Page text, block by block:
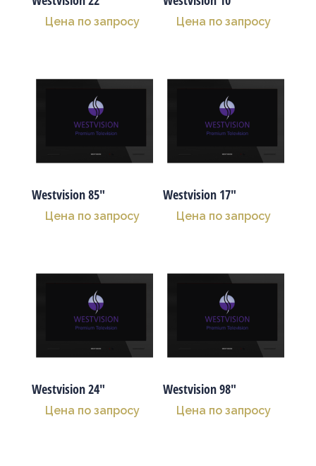
Цена по запросу Цена по запросу
Westvision 85″
Цена по запросу
Westvision 17″
Цена по запросу
Westvision 24″
Цена по запросу
Westvision 98″
Цена по запросу